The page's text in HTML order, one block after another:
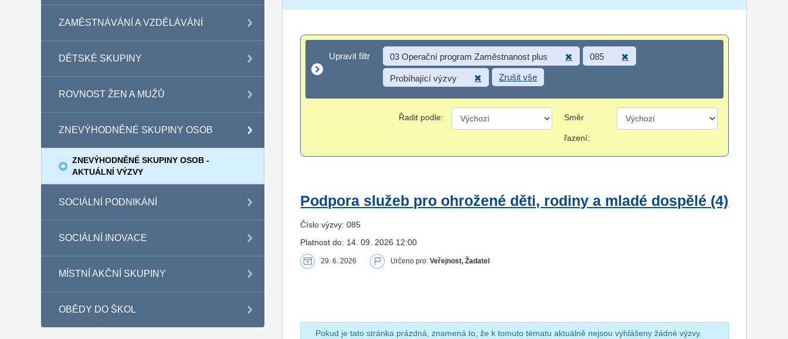
ZAMĚSTNÁVÁNÍ A VZDĚLÁVÁNÍ
DĚTSKÉ SKUPINY
ROVNOST ŽEN A MUŽŮ
ZNEVÝHODNĚNÉ SKUPINY OSOB
ZNEVÝHODNĚNÉ SKUPINY OSOB -
AKTUÁLNÍ VÝZVY
SOCIÁLNÍ PODNIKÁNÍ
SOCIÁLNÍ INOVACE
MÍSTNÍ AKČNÍ SKUPINY
OBĚDY DO ŠKOL
Upravit filtr
Upravit filtr 03 Operační program Zaměstnanost plus 085
Probíhající výzvy Zrušit vše
Řadit podle: Směr
řazení:
Podpora služeb pro ohrožené děti, rodiny a mladé dospělé (4)
Číslo výzvy: 085
Platnost do: 14. 09. 2026 12:00
29. 6. 2026 Určeno pro:Veřejnost, Žadatel
Pokud je tato stránka prázdná, znamená to, že k tomuto tématu aktuálně nejsou vyhlášeny žádné výzvy.